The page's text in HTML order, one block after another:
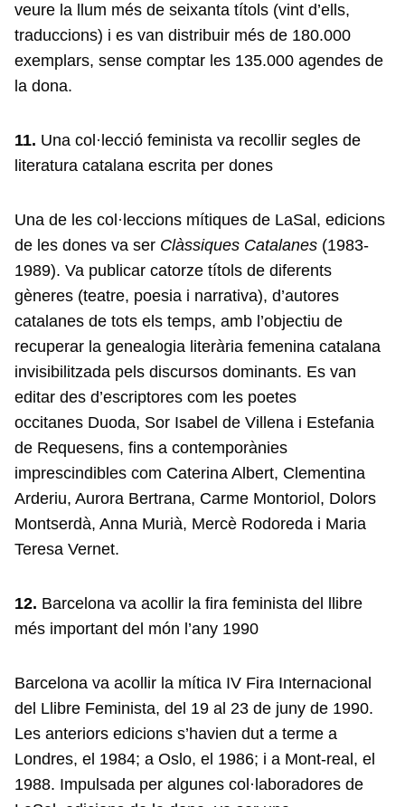
veure la llum més de seixanta títols (vint d’ells,
traduccions) i es van distribuir més de 180.000
exemplars, sense comptar les 135.000 agendes de
la dona.
11. Una col·lecció feminista va recollir segles de
literatura catalana escrita per dones
Una de les col·leccions mítiques de LaSal, edicions
de les dones va ser Clàssiques Catalanes (1983-
1989). Va publicar catorze títols de diferents
gèneres (teatre, poesia i narrativa), d’autores
catalanes de tots els temps, amb l’objectiu de
recuperar la genealogia literària femenina catalana
invisibilitzada pels discursos dominants. Es van
editar des d’escriptores com les poetes
occitanes Duoda, Sor Isabel de Villena i Estefania
de Requesens, fins a contemporànies
imprescindibles com Caterina Albert, Clementina
Arderiu, Aurora Bertrana, Carme Montoriol, Dolors
Montserdà, Anna Murià, Mercè Rodoreda i Maria
Teresa Vernet.
12. Barcelona va acollir la fira feminista del llibre
més important del món l’any 1990
Barcelona va acollir la mítica IV Fira Internacional
del Llibre Feminista, del 19 al 23 de juny de 1990.
Les anteriors edicions s’havien dut a terme a
Londres, el 1984; a Oslo, el 1986; i a Mont-real, el
1988. Impulsada per algunes col·laboradores de